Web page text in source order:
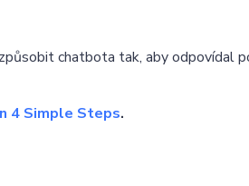
chatbota tak, aby odpovídal
4 Simple Steps.